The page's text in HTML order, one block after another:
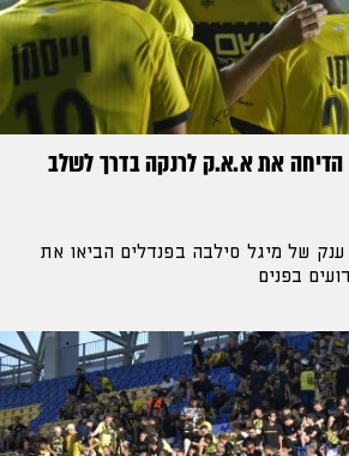
את א.א.ק לרנקה בדרך לשלב
של מיגל סילבה בפנדלים הביאו את
בפנים